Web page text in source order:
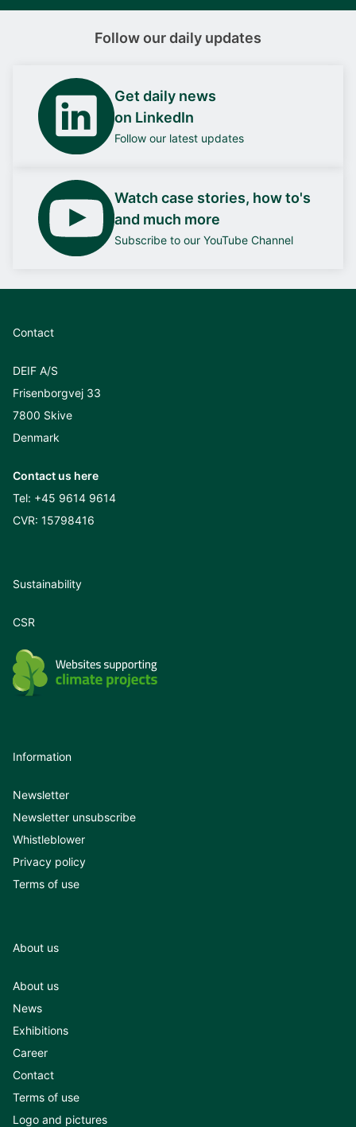
Follow our daily updates
Get daily news
on LinkedIn
Follow our latest updates
Watch case stories, how to's
and much more
Subscribe to our YouTube Channel
Contact
DEIF A/S
Frisenborgvej 33
7800 Skive
Denmark
Contact us here
Tel: +45 9614 9614
CVR: 15798416
Sustainability
CSR
Information
Newsletter
Newsletter unsubscribe
Whistleblower
Privacy policy
Terms of use
About us
About us
News
Exhibitions
Career
Contact
Terms of use
Logo and pictures